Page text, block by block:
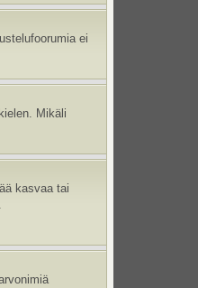
ei
Mikäli
kasvaa tai